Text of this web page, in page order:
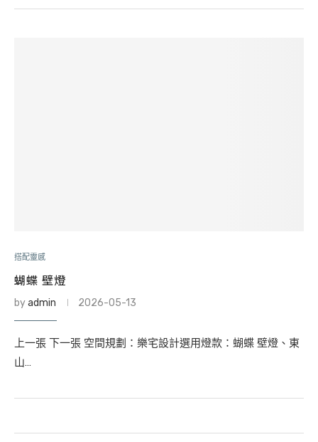
搭配靈感
蝴蝶 壁燈
byadmin 2026-05-13
上一張 下一張 空間規劃：樂宅設計選用燈款：蝴蝶 壁燈、東
山…